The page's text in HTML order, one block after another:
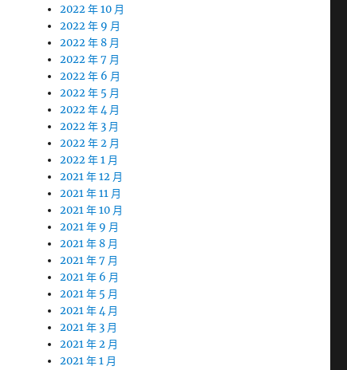
2022 年 10 月
2022 年 9 月
2022 年 8 月
2022 年 7 月
2022 年 6 月
2022 年 5 月
2022 年 4 月
2022 年 3 月
2022 年 2 月
2022 年 1 月
2021 年 12 月
2021 年 11 月
2021 年 10 月
2021 年 9 月
2021 年 8 月
2021 年 7 月
2021 年 6 月
2021 年 5 月
2021 年 4 月
2021 年 3 月
2021 年 2 月
2021 年 1 月